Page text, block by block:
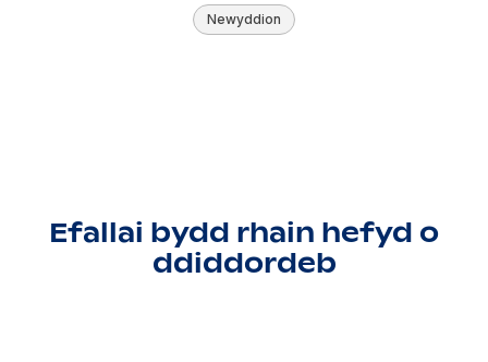
Newyddion
Efallai bydd rhain hefyd o
ddiddordeb